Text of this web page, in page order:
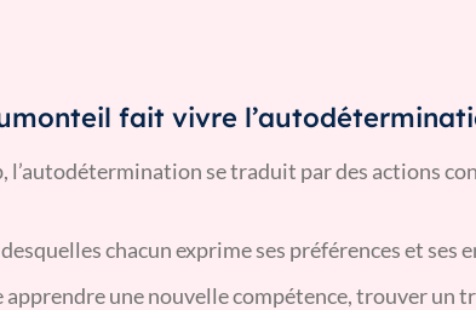
fait vivre
se traduit par des actions
chacun exprime ses préférences et ses
une nouvelle compétence, trouver un